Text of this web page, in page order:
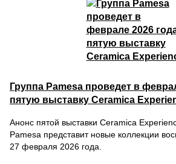
Группа Pamesa проведет в
пятую выставку Ceramica
Анонс пятой выставки Ceramica
Pamesa представит новые коллекции
27 февраля 2026 года.